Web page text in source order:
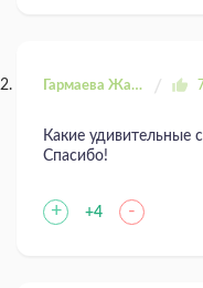
Гармаева Жаргала
Какие удивительные
Спасибо!
+ +4 -